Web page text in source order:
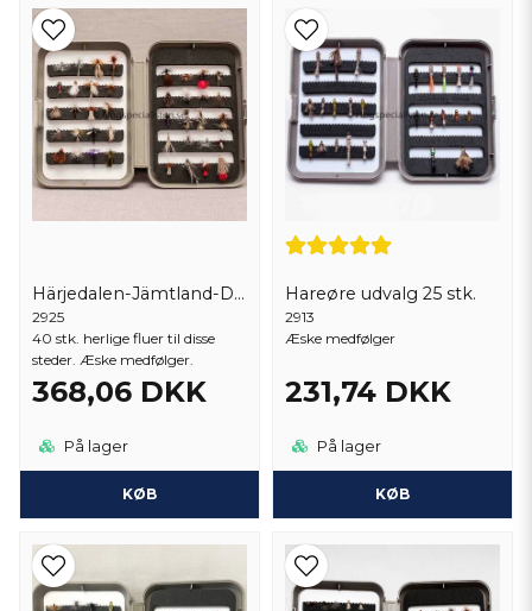
specielt tilpasset til dine fiskeriske behov.
Praktisk for begyndere:
For begyndere inden for fluefiskeri kan en kasse med fyldte fluer
være en let og praktisk måde at komme i gang uden at skulle
bekymre sig om at vælge de rigtige fluer i begyndelsen.
Sammenfattende kan køb af en kasse med udstoppede fluer fra en
mangfoldighed og ekspertise til at forbedre din fluefiskerioplevelse.
Härjedalen-Jämtland-Dalarna 40 stk.
2925
40 stk. herlige fluer til disse
steder. Æske medfølger.
368,06 DKK
På lager
KØB
Hareøre udvalg 25 stk.
2913
Æske medfølger
231,74 DKK
På lager
KØB